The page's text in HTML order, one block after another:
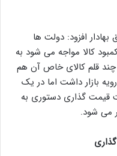
افزود: دولت ها
کالا مواجه می شود به
چند قلم کالای خاص آن هم
بازار داشت اما در یک
قیمت گذاری دستوری به
می شود.